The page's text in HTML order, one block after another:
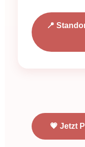
📍
💗 Jetzt